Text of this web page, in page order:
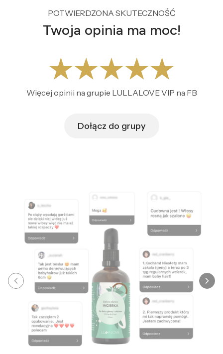
POTWIERDZONA SKUTECZNOŚĆ
Twoja opinia ma moc!
Więcej opinii na grupie LULLALOVE VIP na FB
Dołącz do grupy